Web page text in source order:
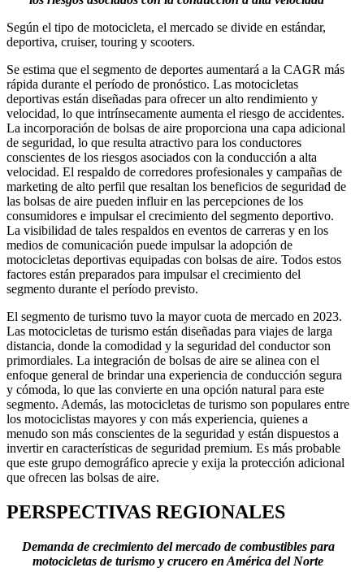
Según el tipo de motocicleta, el mercado se divide en estándar,
deportiva, cruiser, touring y scooters.
Se estima que el segmento de deportes aumentará a la CAGR más
rápida durante el período de pronóstico. Las motocicletas
deportivas están diseñadas para ofrecer un alto rendimiento y
velocidad, lo que intrínsecamente aumenta el riesgo de accidentes.
La incorporación de bolsas de aire proporciona una capa adicional
de seguridad, lo que resulta atractivo para los conductores
conscientes de los riesgos asociados con la conducción a alta
velocidad. El respaldo de corredores profesionales y campañas de
marketing de alto perfil que resaltan los beneficios de seguridad de
las bolsas de aire pueden influir en las percepciones de los
consumidores e impulsar el crecimiento del segmento deportivo.
La visibilidad de tales respaldos en eventos de carreras y en los
medios de comunicación puede impulsar la adopción de
motocicletas deportivas equipadas con bolsas de aire. Todos estos
factores están preparados para impulsar el crecimiento del
segmento durante el período previsto.
El segmento de turismo tuvo la mayor cuota de mercado en 2023.
Las motocicletas de turismo están diseñadas para viajes de larga
distancia, donde la comodidad y la seguridad del conductor son
primordiales. La integración de bolsas de aire se alinea con el
enfoque general de brindar una experiencia de conducción segura
y cómoda, lo que las convierte en una opción natural para este
segmento. Además, las motocicletas de turismo son populares entre
los motociclistas mayores y con más experiencia, quienes a
menudo son más conscientes de la seguridad y están dispuestos a
invertir en características de seguridad premium. Es más probable
que este grupo demográfico aprecie y exija la protección adicional
que ofrecen las bolsas de aire.
PERSPECTIVAS REGIONALES
Demanda de crecimiento del mercado de combustibles para
motocicletas de turismo y crucero en América del Norte